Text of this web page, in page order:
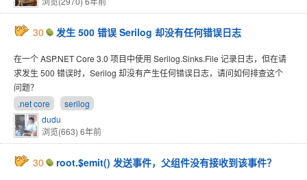
30 发生 500 错误 Serilog 却没有任何错误日志
在一个 ASP.NET Core 3.0 项目中使用 Serilog.Sinks.File 记录日志，但在请
求发生 500 错误时，Serilog 却没有产生任何错误日志，请问如何排查这个
问题？
.net core
serilog
dudu
浏览(663) 6年前
30 root.$emit() 发送事件，父组件没有接收到该事件？